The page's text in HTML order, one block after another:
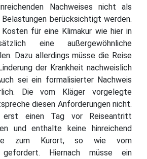
Nachweises nicht als
Belastungen berücksichtigt werden.
für eine Klimakur wie hier in
eine außergewöhnliche
Dazu allerdings müsse die Reise
der Krankheit nachweislich
sei ein formalisierter Nachweis
Die vom Kläger vorgelegte
diesen Anforderungen nicht.
einen Tag vor Reiseantritt
und enthalte keine hinreichend
zum Kurort, so wie vom
gefordert. Hiernach müsse ein